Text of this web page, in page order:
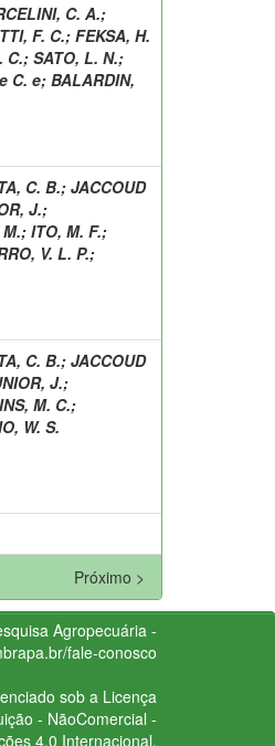
C. A.;
F. C.; FEKSA, H.
C.; SATO, L. N.;
C. e; BALARDIN,
C. B.; JACCOUD
J.;
; ITO, M. F.;
V. L. P.;
C. B.; JACCOUD
J.;
M. C.;
W. S.
Próximo >
Agropecuária -
fale-conosco
sob a Licença
- NãoComercial -
4.0 Internacional.